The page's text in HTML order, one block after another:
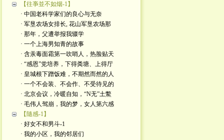
【往亊並不如烟-1】
· 中国老科学家们的良心与无奈
· 军垦农场女排长, 花山军垦农场那
· 那年，父遭举报我辍学
· 一个上海男知青的故事
· 含汞毒面霜第一吹哨人，热脸贴天
· “感恩”党培养，下得粪塘、上得厅
· 皇城根下蹭饭难，不期然而然的人
· 一个不会装、不会作、不受待见的
· 北京会议，冷暖自知，“N无”土鱉
· 毛伟人驾崩，我的梦，女人第六感
【隨感-1】
· 好女不和男斗-1
· 我的小区，我的邻居们